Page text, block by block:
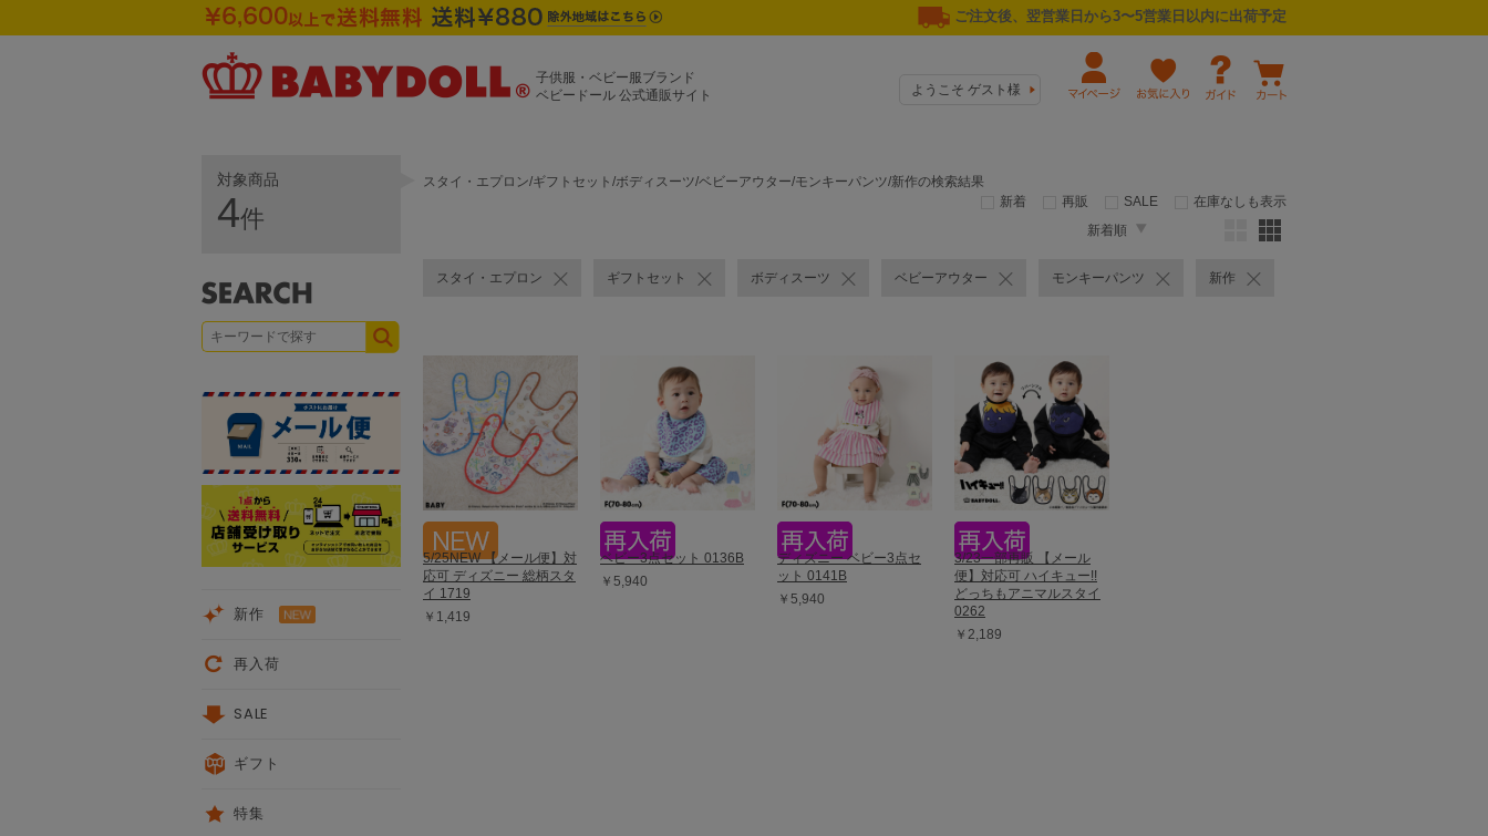
ご注文後、翌営業日から3〜5営業日以内に出荷予定
子供服・ベビー服ブランド
ベビードール 公式通販サイト
ようこそ ゲスト様
スタイ・エプロン/ギフトセット/ボディスーツ/ベビーアウター/モンキーパンツ/新作の検索結果
新着
再販 SALE
在庫なしも表示
新着順
スタイ・エプロン ギフトセット ボディスーツ ベビーアウター モンキーパンツ 新作
5/25NEW 【メール便】対
応可 ディズニー 総柄スタ
イ 1719
￥1,419
ベビー3点セット 0136B
￥5,940
ディズニー ベビー3点セ
ット 0141B
￥5,940
3/23一部再販 【メール
便】対応可 ハイキュー!!
どっちもアニマルスタイ
0262
￥2,189
対象商品
4件
新作
再入荷
SALE
ギフト
特集